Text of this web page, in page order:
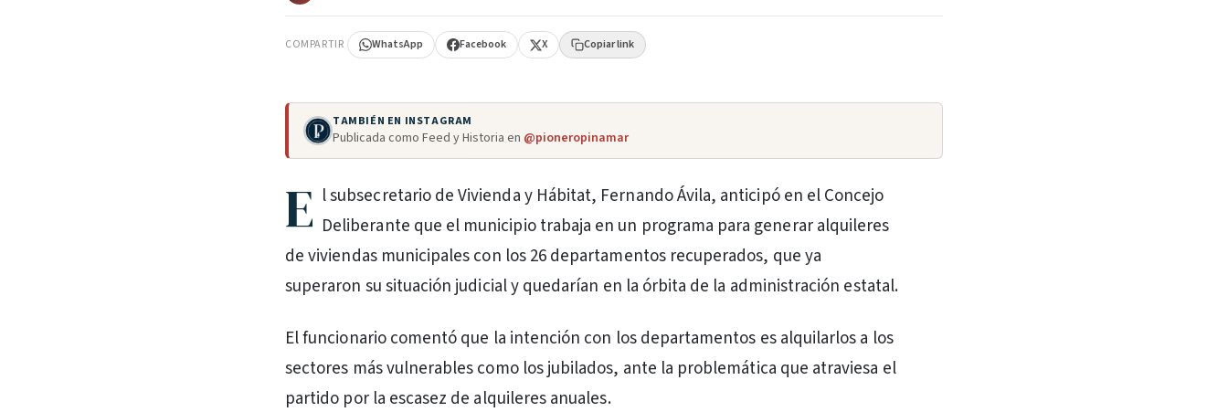
COMPARTIR WhatsApp Facebook X Copiar link
TAMBIÉN EN INSTAGRAM
Publicada como Feed y Historia en @pioneropinamar
E l subsecretario de Vivienda y Hábitat, Fernando Ávila, anticipó en el Concejo
Deliberante que el municipio trabaja en un programa para generar alquileres
de viviendas municipales con los 26 departamentos recuperados, que ya
superaron su situación judicial y quedarían en la órbita de la administración estatal.
El funcionario comentó que la intención con los departamentos es alquilarlos a los
sectores más vulnerables como los jubilados, ante la problemática que atraviesa el
partido por la escasez de alquileres anuales.